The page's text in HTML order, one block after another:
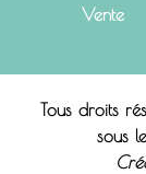
Vente
Tous droits
sous